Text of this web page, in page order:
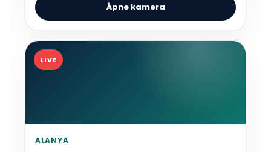
Åpne kamera
LIVE
ALANYA